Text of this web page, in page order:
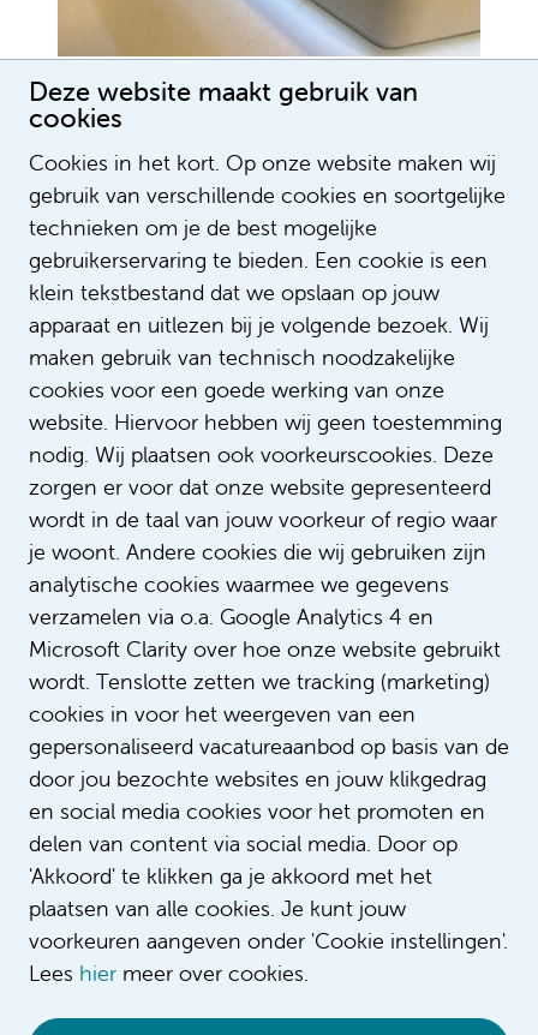
Deze website maakt gebruik van
cookies
Cookies in het kort. Op onze website maken wij
gebruik van verschillende cookies en soortgelijke
technieken om je de best mogelijke
gebruikerservaring te bieden. Een cookie is een
klein tekstbestand dat we opslaan op jouw
apparaat en uitlezen bij je volgende bezoek. Wij
maken gebruik van technisch noodzakelijke
cookies voor een goede werking van onze
website. Hiervoor hebben wij geen toestemming
nodig. Wij plaatsen ook voorkeurscookies. Deze
zorgen er voor dat onze website gepresenteerd
wordt in de taal van jouw voorkeur of regio waar
je woont. Andere cookies die wij gebruiken zijn
analytische cookies waarmee we gegevens
verzamelen via o.a. Google Analytics 4 en
Microsoft Clarity over hoe onze website gebruikt
wordt. Tenslotte zetten we tracking (marketing)
cookies in voor het weergeven van een
gepersonaliseerd vacatureaanbod op basis van de
door jou bezochte websites en jouw klikgedrag
en social media cookies voor het promoten en
delen van content via social media. Door op
'Akkoord' te klikken ga je akkoord met het
plaatsen van alle cookies. Je kunt jouw
voorkeuren aangeven onder 'Cookie instellingen'.
Lees hier meer over cookies.
Lees meer verhalen
Digdem combineert zorg met
haar passie voor muziek